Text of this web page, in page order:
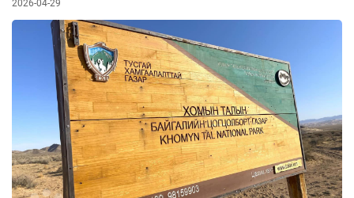
2026-04-29